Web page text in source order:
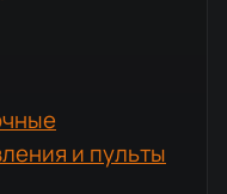
и пульты